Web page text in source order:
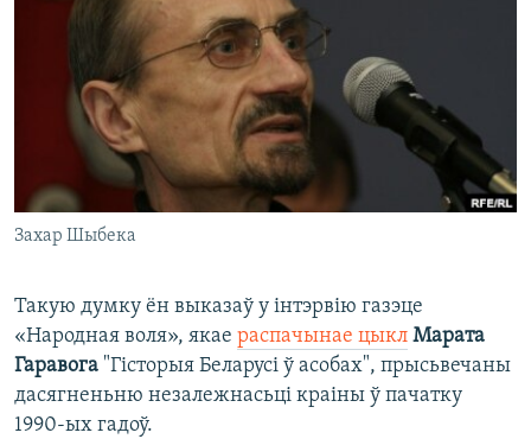
Захар Шыбека
Такую думку ён выказаў у інтэрвію газэце
«Народная воля», якае распачынае цыкл Марата
Гаравога "Гісторыя Беларусі ў асобах", прысьвечаны
дасягненьню незалежнасьці краіны ў пачатку
1990-ых гадоў.